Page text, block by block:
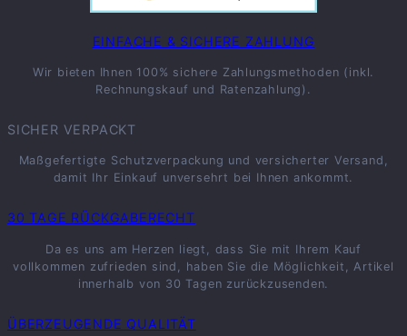
EINFACHE & SICHERE ZAHLUNG
Wir bieten Ihnen 100% sichere Zahlungsmethoden (inkl.
Rechnungskauf und Ratenzahlung).
SICHER VERPACKT
Maßgefertigte Schutzverpackung und versicherter Versand,
damit Ihr Einkauf unversehrt bei Ihnen ankommt.
30 TAGE RÜCKGABERECHT
Da es uns am Herzen liegt, dass Sie mit Ihrem Kauf
vollkommen zufrieden sind, haben Sie die Möglichkeit, Artikel
innerhalb von 30 Tagen zurückzusenden.
ÜBERZEUGENDE QUALITÄT